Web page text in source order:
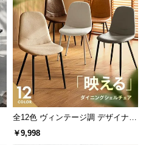
全12色 ヴィンテージ調 デザイナー
ズシェルチェア
￥9,998